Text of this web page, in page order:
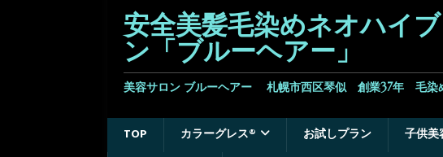
安全美髪毛染めネオハイ
ン「ブルーヘアー」
美容サロン ブルーヘアー 札幌市西区琴似 創業37年 毛染め
TOP カラーグレス® お試しプラン 子供美